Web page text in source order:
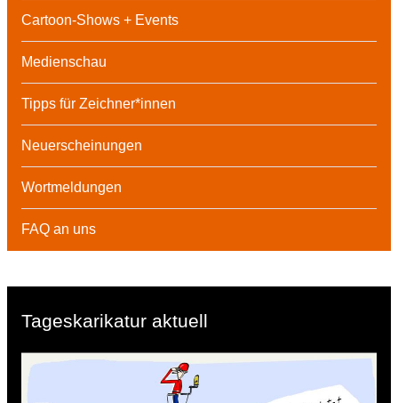
Cartoon-Shows + Events
Medienschau
Tipps für Zeichner*innen
Neuerscheinungen
Wortmeldungen
FAQ an uns
Tageskarikatur aktuell